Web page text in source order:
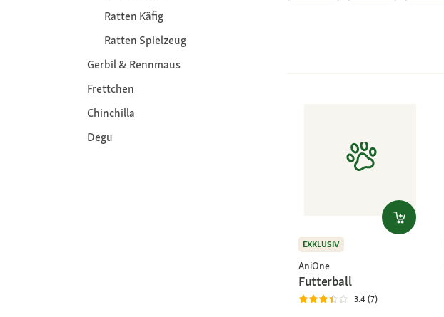
Ratten Käfig
Ratten Spielzeug
Gerbil & Rennmaus
Frettchen
Chinchilla
Degu
EXKLUSIV
AniOne
Futterball
3.4 (7)